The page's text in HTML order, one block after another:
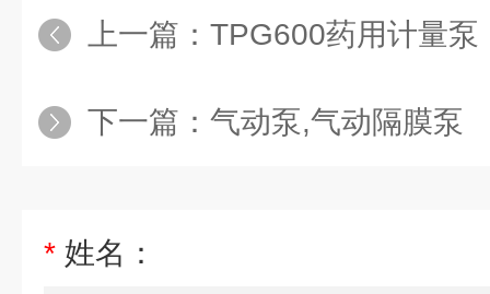
上一篇： TPG600药用计量泵
下一篇： 气动泵,气动隔膜泵
* 姓名：